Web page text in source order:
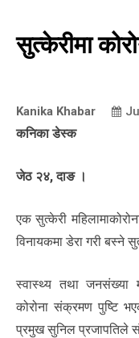
सुत्केरीमा
Kanika Khabar
कनिका डेस्क
जेठ २४, दाङ ।
एक सुत्केरी
विनायकमा डेरा गरी बस्ने
स्वास्थ्य तथा जनसंख्या
कोरोना संक्रमण पुष्टि
प्रमुख सुनिल प्रजापतिले